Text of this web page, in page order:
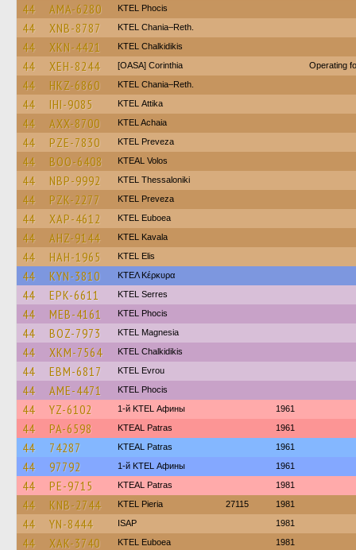
44 AMA-6280 ΚΤΕL Phocis
44 XNB-8787 KTEL Chania–Reth.
44 XKN-4421 ΚΤΕL Chalkidikis
44 XEH-8244 [OASA] Corinthia Operating
44 HKZ-6860 KTEL Chania–Reth.
44 IHI-9085 KΤΕL Αttika
44 AXX-8700 KTEL Achaia
44 PZE-7830 KTEL Preveza
44 BOO-6408 KTEAL Volos
44 NBP-9992 KTEL Thessaloniki
44 PZK-2277 KTEL Preveza
44 XAP-4612 ΚΤΕL Euboea
44 AHZ-9144 KTEL Kavala
44 HAH-1965 KTEL Elis
44 KYN-3810 ΚΤΕΛ Κέρκυρα
44 EPK-6611 KTEL Serres
44 MEB-4161 ΚΤΕL Phocis
44 BOZ-7973 ΚΤΕL Magnesia
44 XKM-7564 ΚΤΕL Chalkidikis
44 EBM-6817 KTEL Evrou
44 AME-4471 ΚΤΕL Phocis
44 YZ-6102 1-й KTEL Афины 1961
44 PA-6598 KTEAL Patras 1961
44 74287 KTEAL Patras 1961
44 97792 1-й KTEL Афины 1961
44 PE-9715 KTEAL Patras 1981
44 KNB-2744 KTEL Pieria 27115 1981
44 YN-8444 ISAP 1981
44 XAK-3740 ΚΤΕL Euboea 1981